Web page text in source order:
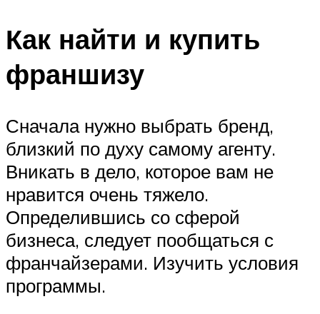
Как найти и купить
франшизу
Сначала нужно выбрать бренд,
близкий по духу самому агенту.
Вникать в дело, которое вам не
нравится очень тяжело.
Определившись со сферой
бизнеса, следует пообщаться с
франчайзерами. Изучить условия
программы.